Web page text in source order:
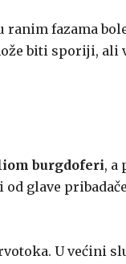
fazama
biti sporiji, ali
burgdoferi, a
od glave
U većini